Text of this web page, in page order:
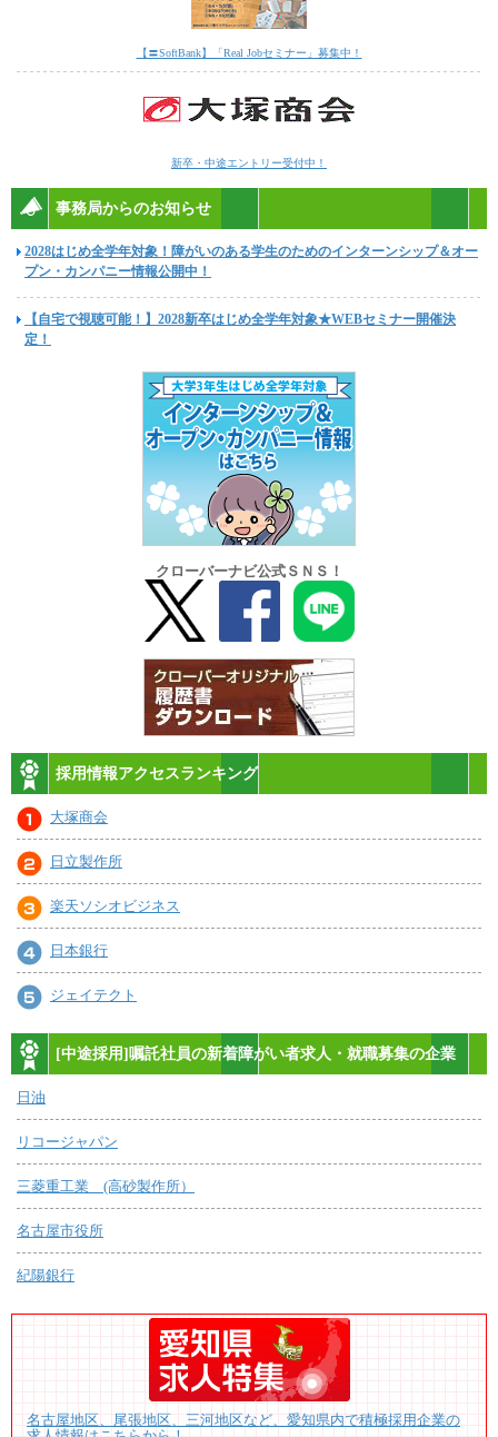
【〓SoftBank】「Real Jobセミナー」募集中！
新卒・中途エントリー受付中！
事務局からのお知らせ
2028はじめ全学年対象！障がいのある学生のためのインターンシップ＆オー
プン・カンパニー情報公開中！
【自宅で視聴可能！】2028新卒はじめ全学年対象★WEBセミナー開催決
定！
クローバーナビ公式ＳＮＳ！
採用情報アクセスランキング
大塚商会
日立製作所
楽天ソシオビジネス
日本銀行
ジェイテクト
[中途採用]嘱託社員の新着障がい者求人・就職募集の企業
日油
リコージャパン
三菱重工業 (高砂製作所）
名古屋市役所
紀陽銀行
名古屋地区、尾張地区、三河地区など、愛知県内で積極採用企業の